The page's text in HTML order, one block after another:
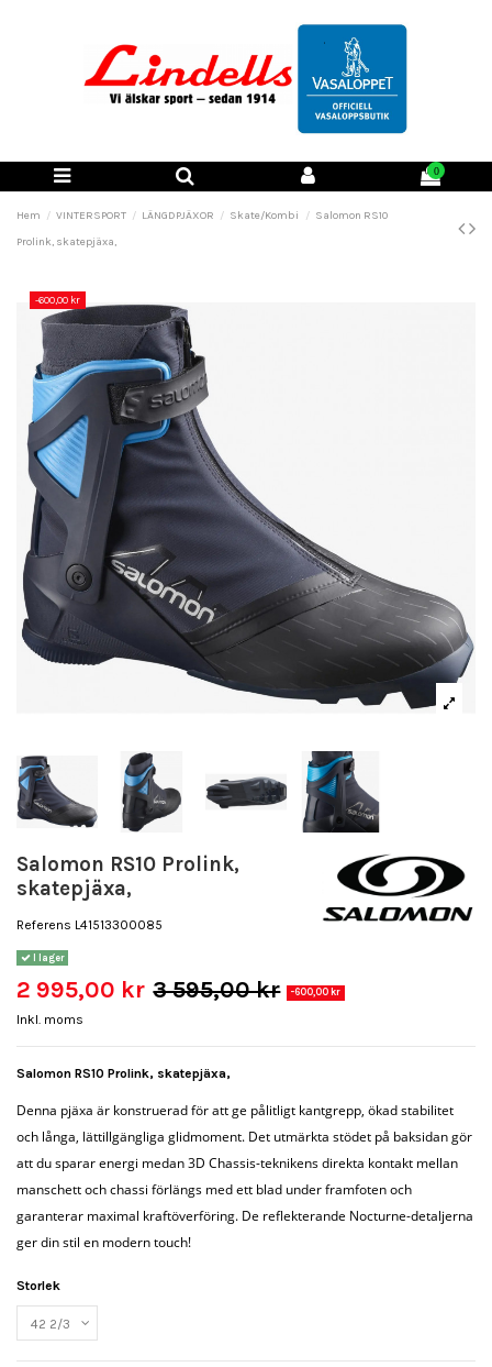
0
Hem VINTERSPORT LÄNGDPJÄXOR Skate/Kombi
Salomon RS10
Prolink, skatepjäxa,
-600,00 kr
Salomon RS10 Prolink,
skatepjäxa,
Referens L41513300085
I lager
2 995,00 kr 3 595,00 kr -600,00 kr
Inkl. moms
Salomon RS10 Prolink, skatepjäxa,
Denna pjäxa är konstruerad för att ge pålitligt kantgrepp, ökad stabilitet
och långa, lättillgängliga glidmoment. Det utmärkta stödet på baksidan gör
att du sparar energi medan 3D Chassis-teknikens direkta kontakt mellan
manschett och chassi förlängs med ett blad under framfoten och
garanterar maximal kraftöverföring. De reflekterande Nocturne-detaljerna
ger din stil en modern touch!
Storlek